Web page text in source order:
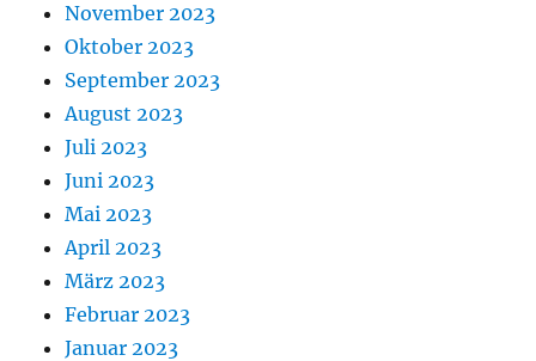
November 2023
Oktober 2023
September 2023
August 2023
Juli 2023
Juni 2023
Mai 2023
April 2023
März 2023
Februar 2023
Januar 2023